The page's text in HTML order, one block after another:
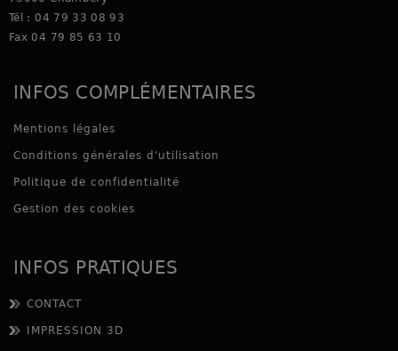
Tél : 04 79 33 08 93
Fax 04 79 85 63 10
INFOS COMPLÉMENTAIRES
Mentions légales
Conditions générales d'utilisation
Politique de confidentialité
Gestion des cookies
INFOS PRATIQUES
CONTACT
IMPRESSION 3D